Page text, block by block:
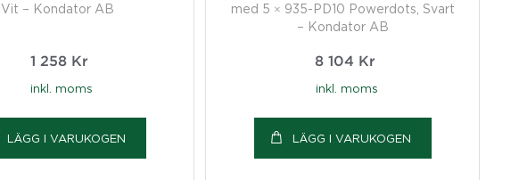
Vit – Kondator AB
1 258 Kr
inkl. moms
LÄGG I VARUKOGEN
med 5 × 935-PD10 Powerdots, Svart
– Kondator AB
8 104 Kr
inkl. moms
LÄGG I VARUKOGEN